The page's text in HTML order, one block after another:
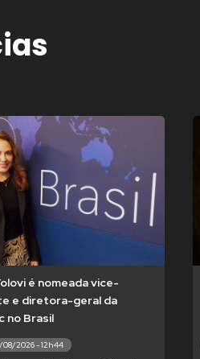
é nomeada vice-
e diretora-geral da
no Brasil
2026 - 12h44